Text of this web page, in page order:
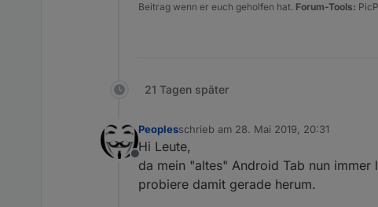
Beitrag wenn er euch geholfen hat. Forum-Tools:
21 Tagen später
Offline
Peoplesschrieb am 28. Mai 2019, 20:31
zuletzt editiert von
Hi Leute,
da mein "altes" Android Tab nun
probiere damit gerade herum.